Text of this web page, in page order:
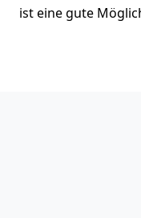
ist eine gute